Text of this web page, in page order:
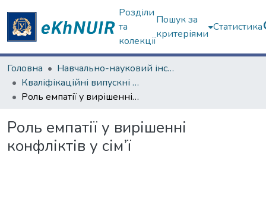
Розділи
та
колекції
Пошук за
критеріями
Статистика
Головна
Навчально-науковий інститут «Українська інженерно-педагогічна академія»
Кваліфікаційні випускні роботи магістрів. Навчально-науковий інститут «Українська інженерно-педагогічна академія»
Роль емпатії у вирішенні конфліктів у сім’ї
Роль емпатії у вирішенні
конфліктів у сім’ї